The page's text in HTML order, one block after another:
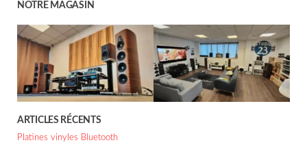
NOTRE MAGASIN
ARTICLES RÉCENTS
Platines vinyles Bluetooth